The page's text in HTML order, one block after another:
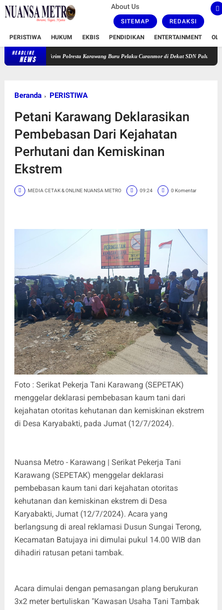
About Us
SITEMAP REDAKSI
PERISTIWA HUKUM EKBIS PENDIDIKAN ENTERTAINMENT
HEADLINE
NEWS
Satreskrim Polresta Karawang Buru Pelaku Curanmor di Dekat SDN Palumbonsari I,
Beranda PERISTIWA
Petani Karawang Deklarasikan
Pembebasan Dari Kejahatan
Perhutani dan Kemiskinan
Ekstrem
MEDIA CETAK & ONLINE NUANSA METRO 09:24 0 Komentar
Foto : Serikat Pekerja Tani Karawang (SEPETAK)
menggelar deklarasi pembebasan kaum tani dari
kejahatan otoritas kehutanan dan kemiskinan ekstrem
di Desa Karyabakti, pada Jumat (12/7/2024).
Nuansa Metro - Karawang | Serikat Pekerja Tani
Karawang (SEPETAK) menggelar deklarasi
pembebasan kaum tani dari kejahatan otoritas
kehutanan dan kemiskinan ekstrem di Desa
Karyabakti, Jumat (12/7/2024). Acara yang
berlangsung di areal reklamasi Dusun Sungai Terong,
Kecamatan Batujaya ini dimulai pukul 14.00 WIB dan
dihadiri ratusan petani tambak.
Acara dimulai dengan pemasangan plang berukuran
3x2 meter bertuliskan "Kawasan Usaha Tani Tambak